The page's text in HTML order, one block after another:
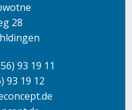
28
93 19 11
93 19 12